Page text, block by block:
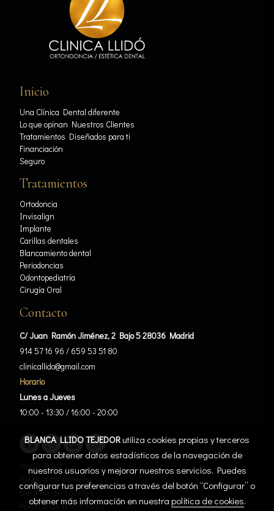
Inicio
Una Clínica Dental diferente
Lo que opinan Nuestros Clientes
Tratamientos Diseñados para ti
Financiación
Seguro
Tratamientos
Ortodoncia
Invisalign
Implante
Carillas dentales
Blancamiento dental
Periodoncias
Odontopediatría
Cirugía Oral
Contacto
C/ Juan Ramón Jiménez, 2 Bajo 5 28036 Madrid
914 57 16 96 / 659 53 51 80
clinicallido@gmail.com
Horario
Lunes a Jueves
10:00 - 13:30 / 16:00 - 20:00
Gestión de cookies
Política de privacidad
BLANCA LLIDO TEJEDORutiliza cookies propias y terceros
para obtener datos estadísticos de la navegación de
nuestros usuarios y mejorar nuestros servicios. Puedes
configurar tus preferencias a través del botón “Configurar” o
obtener más información en nuestra política de cookies.